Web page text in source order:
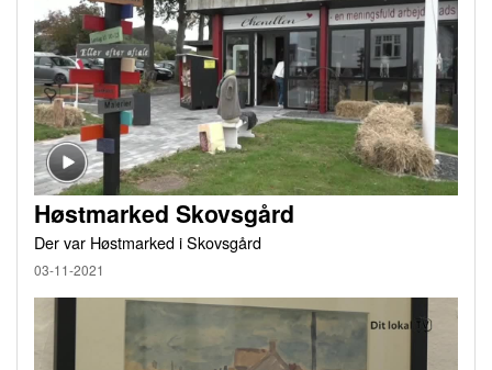
Høstmarked Skovsgård
Der var Høstmarked i Skovsgård
03-11-2021